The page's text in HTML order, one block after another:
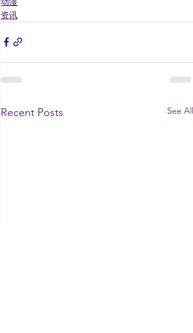
资讯
Recent Posts See All